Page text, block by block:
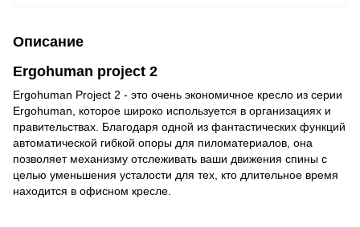
Описание
Ergohuman project 2
Ergohuman Project 2 - это очень экономичное кресло из серии
Ergohuman, которое широко используется в организациях и
правительствах. Благодаря одной из фантастических функций
автоматической гибкой опоры для пиломатериалов, она
позволяет механизму отслеживать ваши движения спины с
целью уменьшения усталости для тех, кто длительное время
находится в офисном кресле.